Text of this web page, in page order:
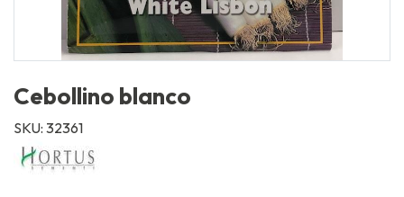
Cebollino blanco
SKU: 32361